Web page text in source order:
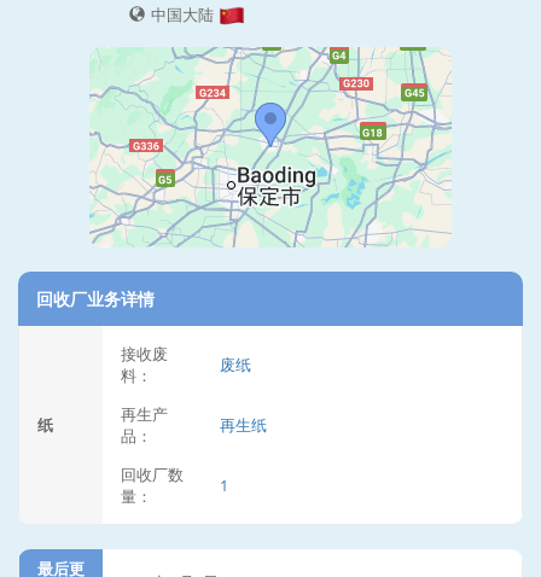
中国大陆
回收厂业务详情
纸
接收废
料：
废纸
再生产
品：
再生纸
回收厂数
量：
1
最后更